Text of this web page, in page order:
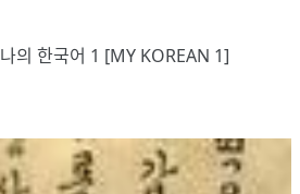
나의 한국어 1 [MY KOREAN 1]